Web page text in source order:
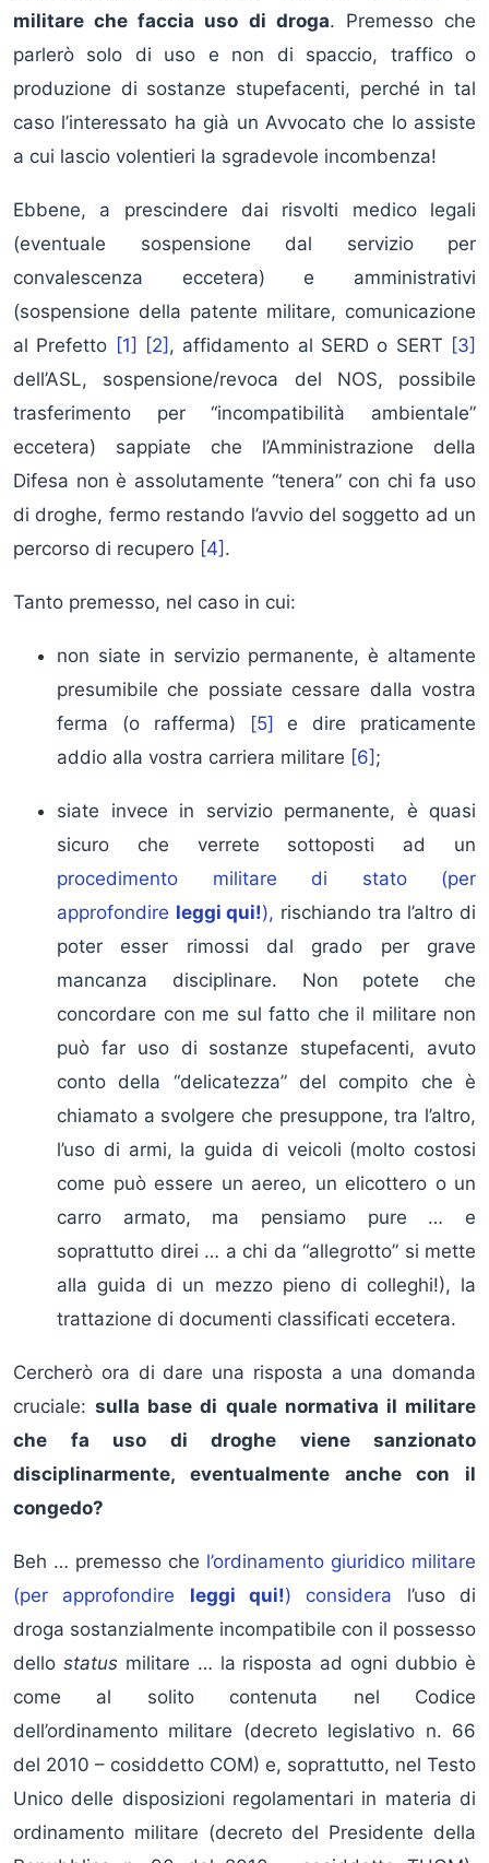
militare che faccia uso di droga. Premesso che
parlerò solo di uso e non di spaccio, traffico o
produzione di sostanze stupefacenti, perché in tal
caso l’interessato ha già un Avvocato che lo assiste
a cui lascio volentieri la sgradevole incombenza!
Ebbene, a prescindere dai risvolti medico legali
(eventuale sospensione dal servizio per
convalescenza eccetera) e amministrativi
(sospensione della patente militare, comunicazione
al Prefetto [1] [2] , affidamento al SERD o SERT [3]
dell’ASL, sospensione/revoca del NOS, possibile
trasferimento per “incompatibilità ambientale”
eccetera) sappiate che l’Amministrazione della
Difesa non è assolutamente “tenera” con chi fa uso
di droghe, fermo restando l’avvio del soggetto ad un
percorso di recupero [4] .
Tanto premesso, nel caso in cui:
non siate in servizio permanente, è altamente
presumibile che possiate cessare dalla vostra
ferma (o rafferma)
[5]
e dire praticamente
addio alla vostra carriera militare [6] ;
siate invece in servizio permanente, è quasi
sicuro che verrete sottoposti ad un
procedimento militare di stato (per
approfondire leggi qui!), rischiando tra l’altro di
poter esser rimossi dal grado per grave
mancanza disciplinare. Non potete che
concordare con me sul fatto che il militare non
può far uso di sostanze stupefacenti, avuto
conto della “delicatezza” del compito che è
chiamato a svolgere che presuppone, tra l’altro,
l’uso di armi, la guida di veicoli (molto costosi
come può essere un aereo, un elicottero o un
carro armato, ma pensiamo pure … e
soprattutto direi … a chi da “allegrotto” si mette
alla guida di un mezzo pieno di colleghi!), la
trattazione di documenti classificati eccetera.
Cercherò ora di dare una risposta a una domanda
cruciale:sulla base di quale normativa il militare
che fa uso di droghe viene sanzionato
disciplinarmente, eventualmente anche con il
congedo?
Beh … premesso che l’ordinamento giuridico militare
(per approfondire leggi qui!) considera l’uso di
droga sostanzialmente incompatibile con il possesso
dello statusmilitare … la risposta ad ogni dubbio è
come al solito contenuta nel Codice
dell’ordinamento militare (decreto legislativo n. 66
del 2010 – cosiddetto COM) e, soprattutto, nel Testo
Unico delle disposizioni regolamentari in materia di
ordinamento militare (decreto del Presidente della